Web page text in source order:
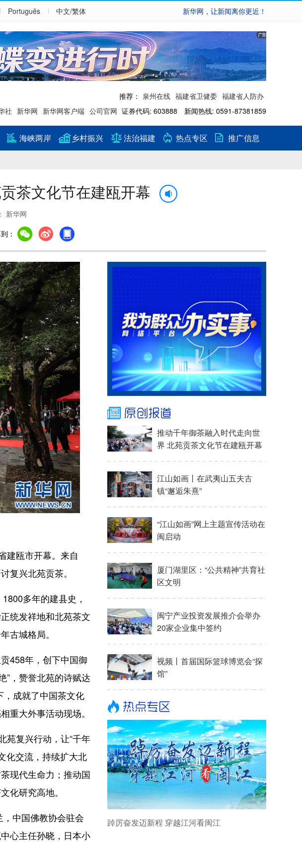
Português 中文/繁体 新华网，让新闻离你更近！
推荐： 泉州在线 福建省卫健委 福建省人防办
社
新华网 新华网客户端 公司官网 证券代码: 603888 新闻热线: 0591-87381859
海峡两岸 乡村振兴 法治福建 热点专区
推广信息
茶文化节在建瓯开幕
新华网
：
瓯市开幕。来自
复兴北苑贡茶。
多年的建县史，
统发祥地和北苑茶文
古城格局。
458年，创下中国御
”，赞誉北苑的诗赋达
成就了中国茶文化
重大外事活动现场。
复兴行动，让“千年
化交流，持续扩大北
现代生命力；推动国
化研究高地。
中国佛教协会驻会
心主任孙晓，日本小
推动千年御茶融入时代走向世
界 北苑贡茶文化节在建瓯开幕
江山如画丨在武夷山五夫古
镇“邂逅朱熹”
“江山如画”网上主题宣传活动在
闽启动
厦门湖里区：“公共精神”共育社
区文明
闽宁产业投资发展推介会举办
20家企业集中签约
视频丨首届国际篮球博览会“探
馆”
踔厉奋发迈新程 穿越江河看闽江